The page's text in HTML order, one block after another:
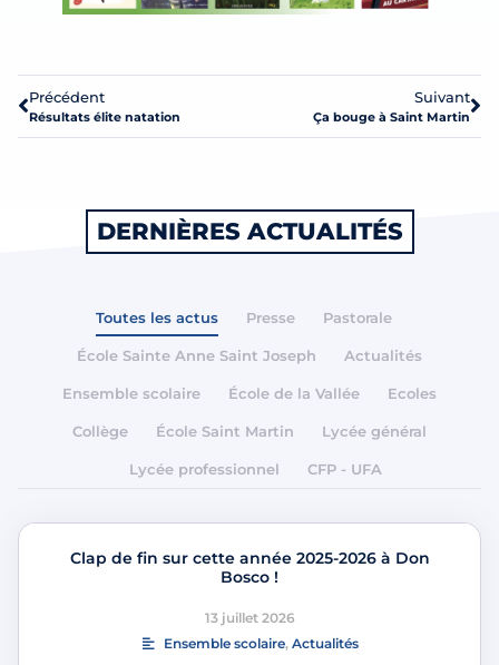
Précédent
Résultats élite natation
Suivant
Ça bouge à Saint Martin
DERNIÈRES ACTUALITÉS
Toutes les actus Presse Pastorale
École Sainte Anne Saint Joseph Actualités
Ensemble scolaire École de la Vallée Ecoles
Collège École Saint Martin Lycée général
Lycée professionnel CFP - UFA
Clap de fin sur cette année 2025-2026 à Don
Bosco !
13 juillet 2026
Ensemble scolaire, Actualités